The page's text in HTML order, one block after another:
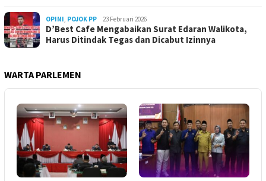
OPINI, POJOK PP 23 Februari 2026
D’Best Cafe Mengabaikan Surat Edaran Walikota,
Harus Ditindak Tegas dan Dicabut Izinnya
WARTA PARLEMEN